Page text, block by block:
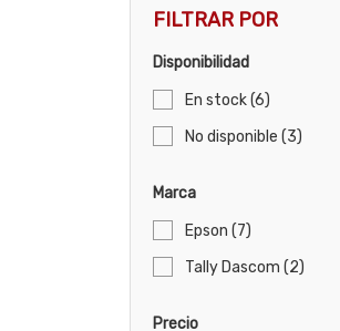
FILTRAR POR
Disponibilidad
En stock(6)
No disponible (3)
Marca
Epson (7)
Tally Dascom (2)
Precio